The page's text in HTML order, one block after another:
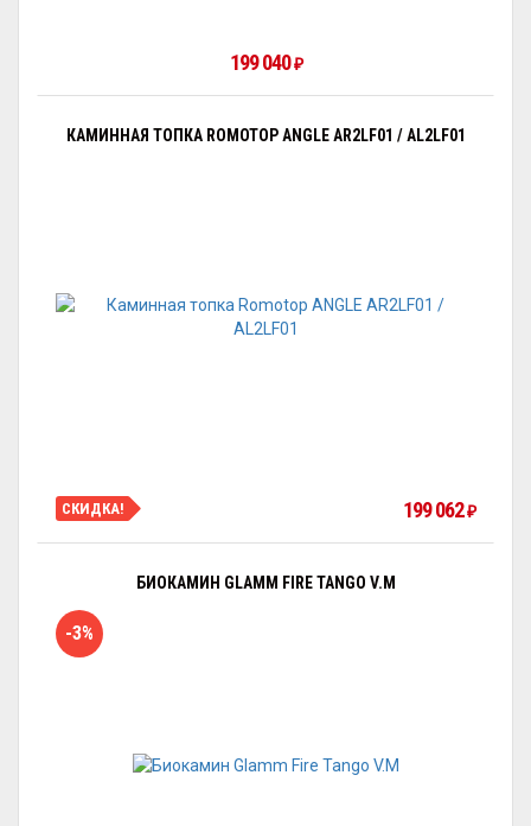
199 040₽
КАМИННАЯ ТОПКА ROMOTOP ANGLE AR2LF01 / AL2LF01
СКИДКА! 199 062₽
БИОКАМИН GLAMM FIRE TANGO V.M
-3%